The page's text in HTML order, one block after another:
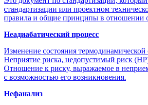
стандартизации или проектном
правила и общие принципы в отношении
Неадиабатический процесс
Изменение состояния
Неприятие риска, недопустимый риск
Отношение к риску, выражаемое в
с возможностью его возникновения.
Нефанализ